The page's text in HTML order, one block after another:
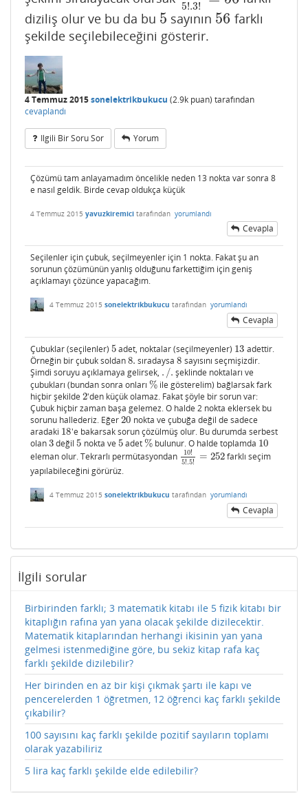
5!.3!
diziliş olur ve bu da bu 5
5 sayının 56
56 farklı
şekilde seçilebileceğini gösterir.
4 Temmuz 2015sonelektrikbukucu (2.9k puan) tarafından
cevaplandı
Ilgili Bir Soru Sor Yorum
Çözümü tam anlayamadım öncelikle neden 13 nokta var sonra 8
e nasıl geldik. Birde cevap oldukça küçük
4 Temmuz 2015 yavuzkiremici tarafından yorumlandı
Cevapla
Seçilenler için çubuk, seçilmeyenler için 1 nokta. Fakat şu an
sorunun çözümünün yanlış olduğunu farkettiğim için geniş
açıklamayı çözünce yapacağım.
4 Temmuz 2015 sonelektrikbukucu tarafından yorumlandı
Cevapla
Çubuklar (seçilenler) 5
5adet, noktalar (seçilmeyenler) 13
13 adettir.
Örneğin bir çubuk soldan8.
8. sıradaysa8
8 sayısını seçmişizdir.
Şimdi soruyu açıklamaya gelirsek, . /.
. . şeklinde noktaları ve
çubukları (bundan sonra onları %
% ile gösterelim) bağlarsak fark
hiçbir şekilde 2
2'den küçük olamaz. Fakat şöyle bir sorun var:
Çubuk hiçbir zaman başa gelemez. O halde 2 nokta eklersek bu
sorunu hallederiz. Eğer20
20 nokta ve çubuğa değil de sadece
aradaki 18
18'e bakarsak sorun çözülmüş olur. Bu durumda serbest
olan3
3değil5
5 nokta ve 5
5adet%
%bulunur. O halde toplamda 10
10
eleman olur. Tekrarlı permütasyondan
10!
5!.5! = 252
10!5 .5! =252farklı seçim
yapılabileceğini görürüz.
4 Temmuz 2015 sonelektrikbukucu tarafından yorumlandı
Cevapla
İlgili sorular
Birbirinden farklı; 3 matematik kitabı ile 5 fizik kitabı bir
kitaplığın rafına yan yana olacak şekilde dizilecektir.
Matematik kitaplarından herhangi ikisinin yan yana
gelmesi istenmediğine göre, bu sekiz kitap rafa kaç
farklı şekilde dizilebilir?
Her birinden en az bir kişi çıkmak şartı ile kapı ve
pencerelerden 1 öğretmen, 12 öğrenci kaç farklı şekilde
çıkabilir?
100 sayısını kaç farklı şekilde pozitif sayıların toplamı
olarak yazabiliriz
5 lira kaç farklı şekilde elde edilebilir?